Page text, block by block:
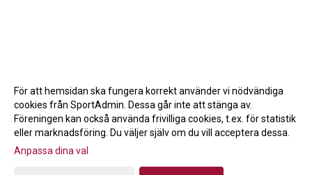
Gå till Webbversion
För att hemsidan ska fungera korrekt använder vi nödvändiga
cookies från SportAdmin. Dessa går inte att stänga av.
Föreningen kan också använda frivilliga cookies, t.ex. för statistik
eller marknadsföring. Du väljer själv om du vill acceptera dessa.
Anpassa dina val